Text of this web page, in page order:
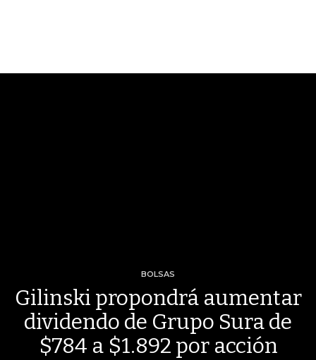
BOLSAS
Gilinski propondrá aumentar
dividendo de Grupo Sura de
$784 a $1.892 por acción